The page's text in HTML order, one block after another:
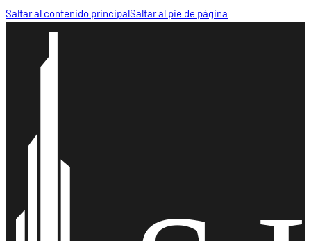
Saltar al contenido principalSaltar al pie de página